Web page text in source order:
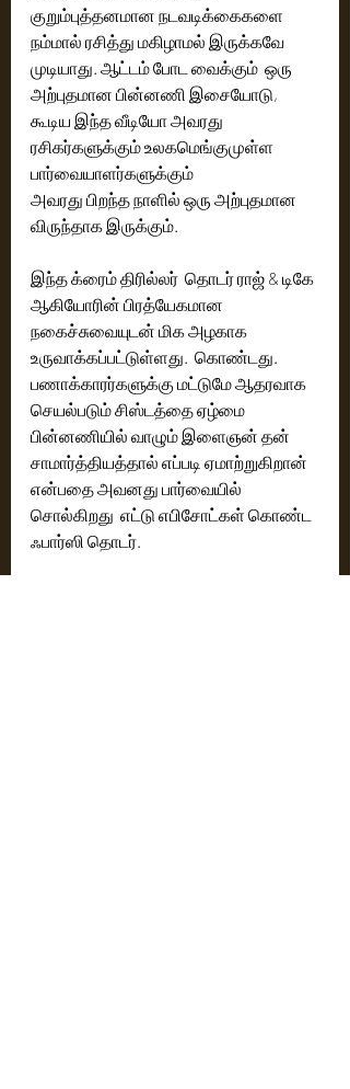
குறும்புத்தனமான நடவடிக்கைகளை
நம்மால் ரசித்து மகிழாமல் இருக்கவே
முடியாது. ஆட்டம் போட வைக்கும்  ஒரு
அற்புதமான பின்னணி இசையோடு,
கூடிய இந்த வீடியோ அவரது
ரசிகர்களுக்கும் உலகமெங்குமுள்ள
பார்வையாளர்களுக்கும்
அவரது பிறந்த நாளில் ஒரு அற்புதமான
விருந்தாக இருக்கும்.
இந்த க்ரைம் திரில்லர்  தொடர் ராஜ் & டிகே
ஆகியோரின் பிரத்யேகமான
நகைச்சுவையுடன் மிக அழகாக
உருவாக்கப்பட்டுள்ளது.  கொண்டது.
பணாக்காரர்களுக்கு மட்டுமே ஆதரவாக
செயல்படும் சிஸ்டத்தை ஏழ்மை
பின்னணியில் வாழும் இளைஞன் தன்
சாமார்த்தியத்தால் எப்படி ஏமாற்றுகிறான்
என்பதை அவனது பார்வையில்
சொல்கிறது  எட்டு எபிசோட்கள் கொண்ட
ஃபார்ஸி தொடர்.